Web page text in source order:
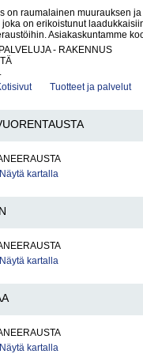
on raumalainen muurauksen
on erikoistunut
Asiakaskuntamme
- RAKENNUS
Tuotteet ja palvelut
Näytä kartalla
Näytä kartalla
Näytä kartalla